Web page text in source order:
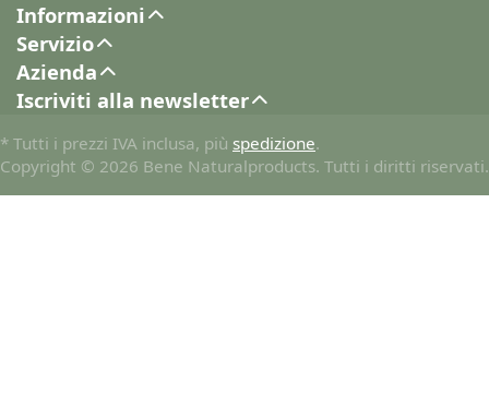
Informazioni
Servizio
Azienda
Iscriviti alla newsletter
* Tutti i prezzi IVA inclusa, più spedizione.
Copyright © 2026 Bene Naturalproducts. Tutti i diritti riservati.